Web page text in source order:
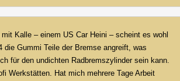
Kalle – einem US Car Heini – scheint es wohl
die Gummi Teile der Bremse angreift, was
für den undichten Radbremszylinder sein kann.
Werkstätten. Hat mich mehrere Tage Arbeit